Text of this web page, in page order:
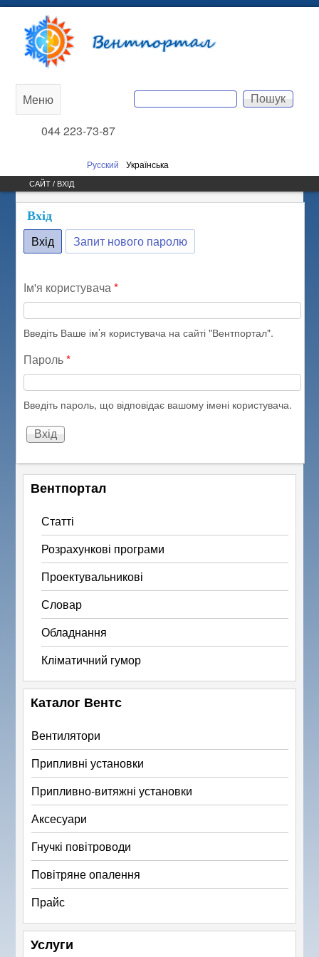
вмісту
Вентпортал
Пошукова форма
Пошук
044 223-73-87
Русский Українська
Main
menu
Меню
САЙТ / ВХІД
Вхід
Вхід (активна вкладка)
Запит нового паролю
Ім'я користувача*
Введіть Ваше ім’я користувача на сайті "Вентпортал".
Пароль*
Введіть пароль, що відповідає вашому імені користувача.
Вентпортал
Статті
Розрахункові програми
Проектувальникові
Словар
Обладнання
Кліматичний гумор
Каталог Вентс
Вентилятори
Припливні установки
Припливно-витяжні установки
Аксесуари
Гнучкі повітроводи
Повітряне опалення
Прайс
Услуги